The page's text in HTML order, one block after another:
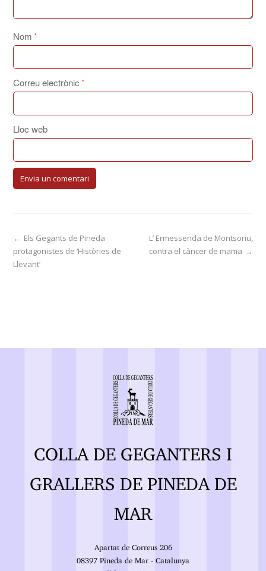
Nom*
Correu electrònic*
Lloc web
L’ Ermessenda de Montsoriu,
contra el càncer de mama →
← Els Gegants de Pineda
protagonistes de ‘Històries de
Llevant’
COLLA DE GEGANTERS I
GRALLERS DE PINEDA DE
MAR
Apartat de Correus 206
08397 Pineda de Mar - Catalunya